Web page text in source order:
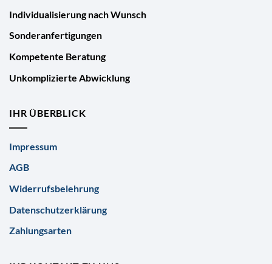
Individualisierung nach Wunsch
Sonderanfertigungen
Kompetente Beratung
Unkomplizierte Abwicklung
IHR ÜBERBLICK
Impressum
AGB
Widerrufsbelehrung
Datenschutzerklärung
Zahlungsarten